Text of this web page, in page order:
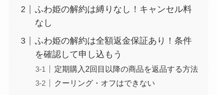
詳しく解説！
まとめ！電話が繋が
らない時の裏ワザ
なにわサプリ
ふわ姫の解約は縛りなし！キャンセル料
なし
ふわ姫の解約は全額返金保証あり！条件
を確認して申し込もう
定期購入2回目以降の商品を返品する方法
クーリング・オフはできない